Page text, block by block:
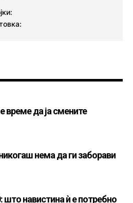
време да ја смените
нема да ги заборави
што навистина ѝ е потребно